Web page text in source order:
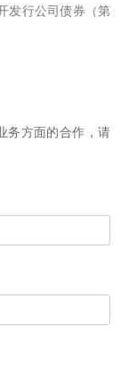
发行公司债券（第
务方面的合作，请